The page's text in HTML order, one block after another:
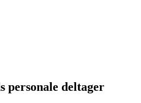
personale deltager